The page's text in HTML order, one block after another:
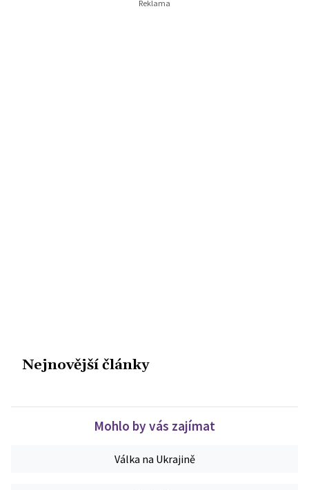
Nejnovější články
Mohlo by vás zajímat
Válka na Ukrajině